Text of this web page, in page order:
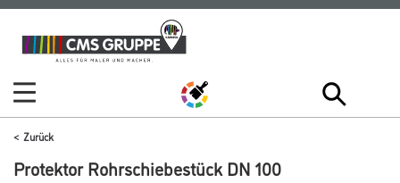
Zum
Inhalt
Zum
Navigationsmenü
Zurück
Protektor Rohrschiebestück DN 100